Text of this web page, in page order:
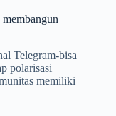
Telegram-bisa
polarisasi
memiliki